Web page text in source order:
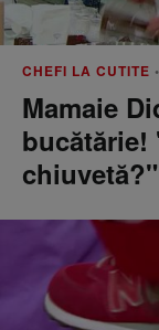
CHEFI LA CUTITE
Mamaie
bucătărie!
chiuvetă?"